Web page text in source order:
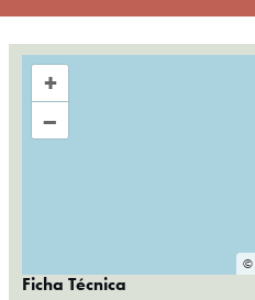
+
–
©
Ficha Técnica